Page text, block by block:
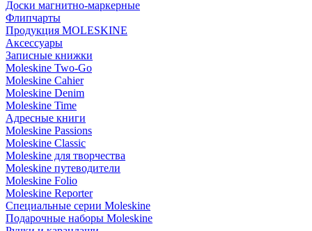
Доски магнитно-маркерные
Флипчарты
Продукция MOLESKINE
Аксессуары
Записные книжки
Moleskine Two-Go
Moleskine Cahier
Moleskine Denim
Moleskine Time
Адресные книги
Moleskine Passions
Moleskine Classic
Moleskine для творчества
Moleskine путеводители
Moleskine Folio
Moleskine Reporter
Специальные серии Moleskine
Подарочные наборы Moleskine